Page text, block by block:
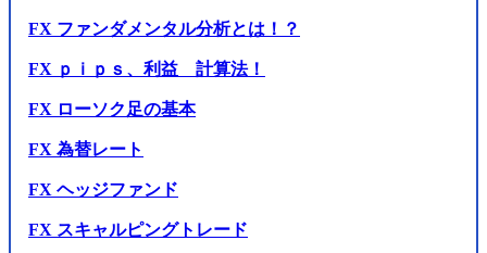
FX ファンダメンタル分析とは！？
FX ｐｉｐｓ、利益 計算法！
FX ローソク足の基本
FX 為替レート
FX ヘッジファンド
FX スキャルピングトレード